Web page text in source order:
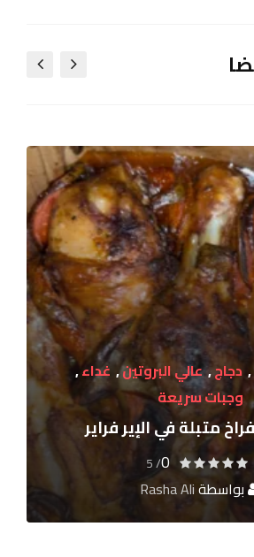
,عالي البروتين,غداء,
سريعة
متبلة في الإير فراير
0
/ 5
Rasha Ali